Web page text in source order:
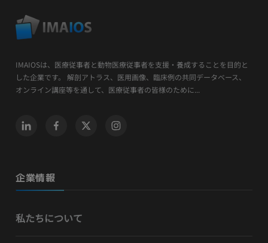
IMAIOSは、医療従事者と動物医療従事者を支援・養成することを目的と
した企業です。 解剖アトラス、医用画像、臨床例の共同データベース、
オンライン講座等を通して、医療従事者の皆様のために...
企業情報
私たちについて